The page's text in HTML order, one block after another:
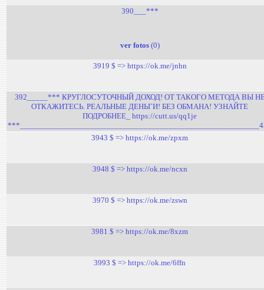
390___***
ver fotos(0)
3919 $ => https://ok.me/jnhn
392_____*** КРУГЛОСУТОЧНЫЙ ДОХОД! ОТ ТАКОГО МЕТОДА ВЫ
ОТКАЖИТЕСЬ. РЕАЛЬНЫЕ ДЕНЬГИ! БЕЗ ОБМАНА! УЗНАЙТЕ
ПОДРОБНЕЕ_ https://cutt.us/qq1je
3943 $ => https://ok.me/zpxm
3948 $ => https://ok.me/ncxn
3970 $ => https://ok.me/zswn
3981 $ => https://ok.me/8xzm
3993 $ => https://ok.me/6ffn